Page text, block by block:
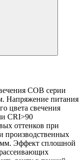
COB серии
Напряжение питания
цвета свечения
CRI>90
оттенков при
Эффект сплошной